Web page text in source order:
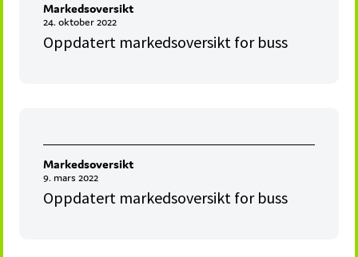
Markedsoversikt
24. oktober 2022
Oppdatert markedsoversikt for buss
Markedsoversikt
9. mars 2022
Oppdatert markedsoversikt for buss